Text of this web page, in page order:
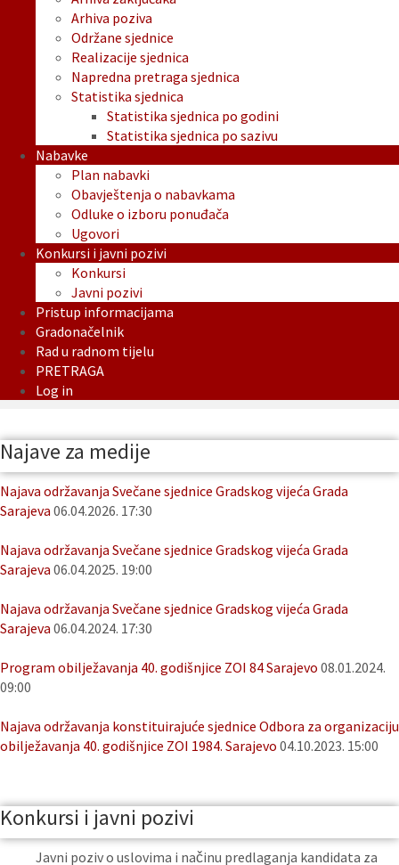
Arhiva poziva
Održane sjednice
Realizacije sjednica
Napredna pretraga sjednica
Statistika sjednica
Statistika sjednica po godini
Statistika sjednica po sazivu
Nabavke
Plan nabavki
Obavještenja o nabavkama
Odluke o izboru ponuđača
Ugovori
Konkursi i javni pozivi
Konkursi
Javni pozivi
Pristup informacijama
Gradonačelnik
Rad u radnom tijelu
PRETRAGA
Log in
Najave za medije
Najava održavanja Svečane sjednice Gradskog vijeća Grada
Sarajeva 06.04.2026. 17:30
Najava održavanja Svečane sjednice Gradskog vijeća Grada
Sarajeva 06.04.2025. 19:00
Najava održavanja Svečane sjednice Gradskog vijeća Grada
Sarajeva 06.04.2024. 17:30
Program obilježavanja 40. godišnjice ZOI 84 Sarajevo 08.01.2024.
09:00
Najava održavanja konstituirajuće sjednice Odbora za organizaciju
obilježavanja 40. godišnjice ZOI 1984. Sarajevo 04.10.2023. 15:00
Konkursi i javni pozivi
Javni poziv o uslovima i načinu predlaganja kandidata za